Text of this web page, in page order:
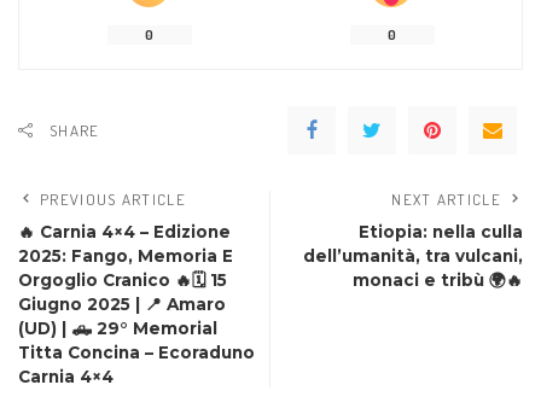
0 0
SHARE
PREVIOUS ARTICLE
🔥 Carnia 4×4 – Edizione
2025: Fango, Memoria E
Orgoglio Cranico 🔥🗓️ 15
Giugno 2025 | 📍 Amaro
(UD) | 🛻 29° Memorial
Titta Concina – Ecoraduno
Carnia 4×4
NEXT ARTICLE
Etiopia: nella culla
dell’umanità, tra vulcani,
monaci e tribù 🌍🔥